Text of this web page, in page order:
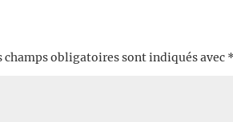
champs obligatoires sont indiqués avec